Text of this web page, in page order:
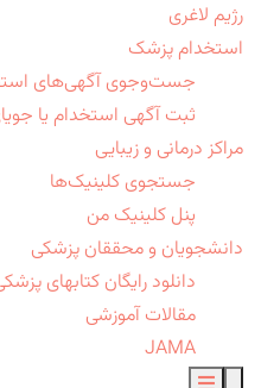
رژیم لاغری
استخدام پزشک
جست‌وجوی آگهی‌های
ثبت آگهی استخدام یا
مراکز درمانی و زیبایی
جستجوی کلینیک‌ها
پنل کلینیک من
دانشجویان و محققان پزشکی
دانلود رایگان کتابهای
مقالات آموزشی
JAMA